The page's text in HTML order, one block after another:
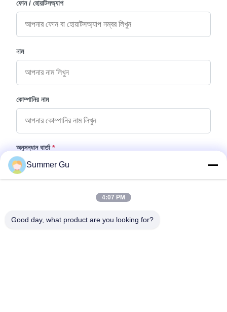
ফোন / হোয়াটসঅ্যাপ
নাম
কোম্পানির নাম
অনুসন্ধান বার্তা *
Summer Gu
4:07 PM
Good day, what product are you looking for?